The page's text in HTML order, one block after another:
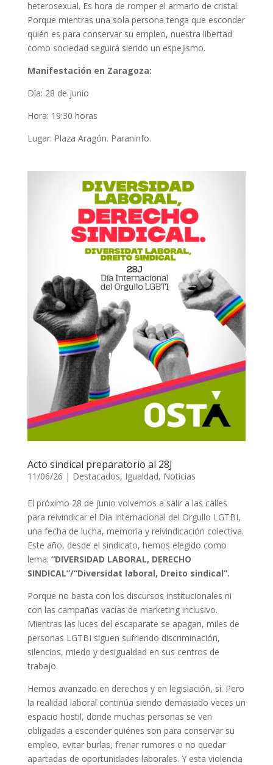
heterosexual. Es hora de romper el armario de cristal.
Porque mientras una sola persona tenga que esconder
quién es para conservar su empleo, nuestra libertad
como sociedad seguirá siendo un espejismo.
Manifestación en Zaragoza:
Día: 28 de junio
Hora: 19:30 horas
Lugar: Plaza Aragón. Paraninfo.
Acto sindical preparatorio al 28J
11/06/26 | Destacados, Igualdad, Noticias
El próximo 28 de junio volvemos a salir a las calles
para reivindicar el Día Internacional del Orgullo LGTBI,
una fecha de lucha, memoria y reivindicación colectiva.
Este año, desde el sindicato, hemos elegido como
lema: “DIVERSIDAD LABORAL, DERECHO
SINDICAL”/“Diversidat laboral, Dreito sindical”.
Porque no basta con los discursos institucionales ni
con las campañas vacías de marketing inclusivo.
Mientras las luces del escaparate se apagan, miles de
personas LGTBI siguen sufriendo discriminación,
silencios, miedo y desigualdad en sus centros de
trabajo.
Hemos avanzado en derechos y en legislación, sí. Pero
la realidad laboral continúa siendo demasiado veces un
espacio hostil, donde muchas personas se ven
obligadas a esconder quiénes son para conservar su
empleo, evitar burlas, frenar rumores o no quedar
apartadas de oportunidades laborales. Y esta violencia